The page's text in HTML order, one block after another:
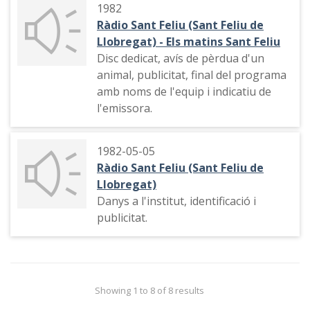
1982
Ràdio Sant Feliu (Sant Feliu de
Llobregat) - Els matins Sant Feliu
Disc dedicat, avís de pèrdua d'un
animal, publicitat, final del programa
amb noms de l'equip i indicatiu de
l'emissora.
1982-05-05
Ràdio Sant Feliu (Sant Feliu de
Llobregat)
Danys a l'institut, identificació i
publicitat.
Showing 1 to 8 of 8 results